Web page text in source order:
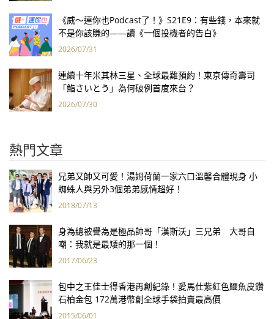
《威～連你也Podcast了！》S21E9：有些錢，本來就
不是你該賺的——讀《一個投機者的告白》
2026/07/31
連續十年米其林三星、全球最難預約！東京傳奇壽司
「鮨さいとう」為何破例首度來台？
2026/07/30
熱門文章
兄弟又帥又可愛！湯姆荷蘭一家六口溫馨合體現身 小
蜘蛛人與另外3個弟弟感情超好！
2018/07/13
身為總被譽為是極品帥哥「漢斯沃」三兄弟 大哥自
嘲：我就是最矮的那一個！
2017/06/23
包中之王佳士得香港再創紀錄！愛馬仕紫紅色鱷魚皮鑽
石柏金包 172萬港幣創全球手袋拍賣最高價
2015/06/01